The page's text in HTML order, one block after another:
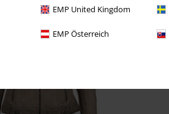
EMP United Kingdom
EMP Österreich